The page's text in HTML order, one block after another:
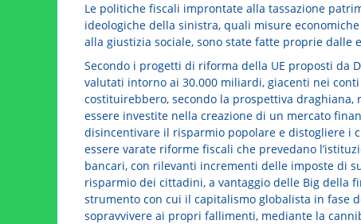
Le politiche fiscali improntate alla tassazione
ideologiche della sinistra, quali misure
alla giustizia sociale, sono state fatte proprie
Secondo i progetti di riforma della UE proposti da
valutati intorno ai 30.000 miliardi, giacenti nei
costituirebbero, secondo la prospettiva
essere investite nella creazione di un mercato
disincentivare il risparmio popolare e distogliere i
essere varate riforme fiscali che prevedano
bancari, con rilevanti incrementi delle imposte di
risparmio dei cittadini, a vantaggio delle Big della
strumento con cui il capitalismo globalista in fase
sopravvivere ai propri fallimenti, mediante la